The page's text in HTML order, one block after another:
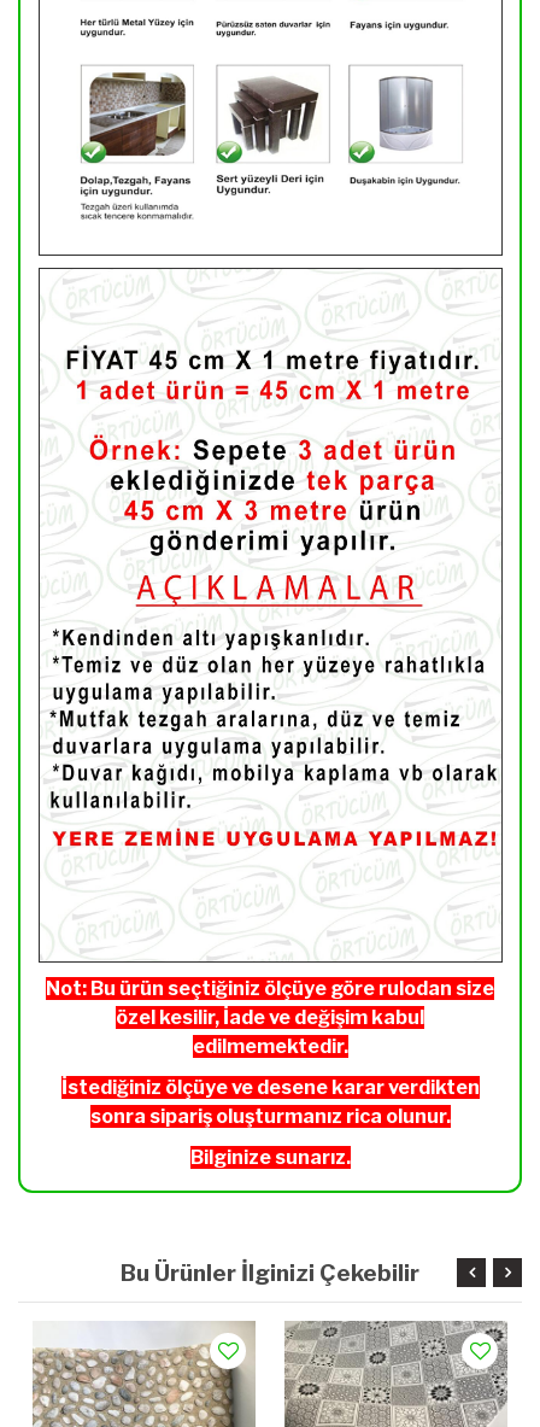
Not: Bu ürün seçtiğiniz ölçüye göre rulodan size
özel kesilir, İade ve değişim kabul
edilmemektedir.
İstediğiniz ölçüye ve desene karar verdikten
sonra sipariş oluşturmanız rica olunur.
Bilginize sunarız.
Bu Ürünler İlginizi Çekebilir